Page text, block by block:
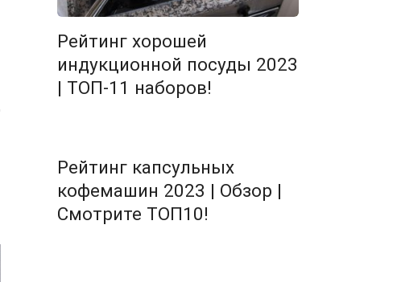
Рейтинг хорошей
индукционной посуды 2023
| ТОП-11 наборов!
Рейтинг капсульных
кофемашин 2023 | Обзор |
Смотрите ТОП10!